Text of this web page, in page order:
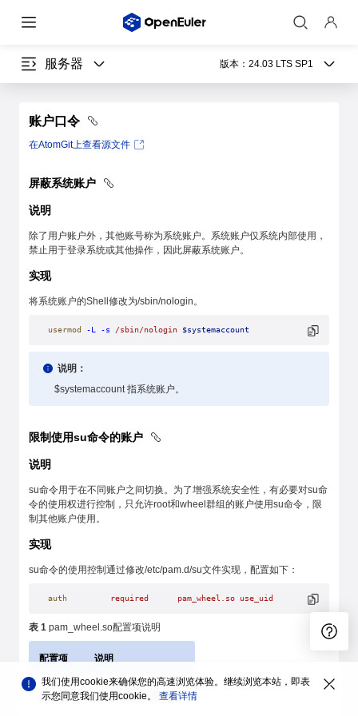
服务器 版本： 24.03 LTS SP1
账户口令
在AtomGit上查看源文件
屏蔽系统账户
说明
除了用户账户外，其他账号称为系统账户。系统账户仅系统内部使用，
禁止用于登录系统或其他操作，因此屏蔽系统账户。
实现
将系统账户的Shell修改为/sbin/nologin。
usermod -L -s /sbin/nologin $systemaccount
说明：
$systemaccount 指系统账户。
限制使用su命令的账户
说明
su命令用于在不同账户之间切换。为了增强系统安全性，有必要对su命
令的使用权进行控制，只允许root和wheel群组的账户使用su命令，限
制其他账户使用。
实现
su命令的使用控制通过修改/etc/pam.d/su文件实现，配置如下：
auth
         required
      pam_wheel.so
use_uid
表 1 pam_wheel.so配置项说明
配置项 说明
use_uid 基于当前账户的uid。
我们使用cookie来确保您的高速浏览体验。继续浏览本站，即表
示您同意我们使用cookie。 查看详情